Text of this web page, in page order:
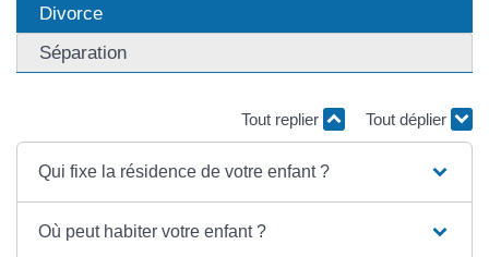
Divorce
Séparation
Tout replier Tout déplier
Qui fixe la résidence de votre enfant ?
Où peut habiter votre enfant ?